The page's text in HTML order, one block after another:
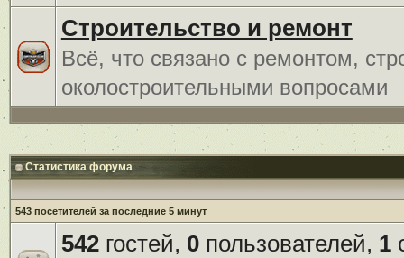
Строительство и ремонт
Всё, что связано с ремонтом,
околостроительными вопросами
Статистика форума
543 посетителей за последние 5 минут
542гостей, 0пользователей, 1